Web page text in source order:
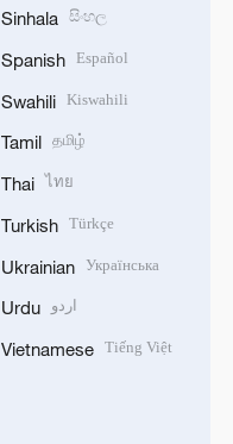
Sinhala සිංහල
Spanish Español
Swahili Kiswahili
Tamil தமிழ்
Thai ไทย
Turkish Türkçe
Ukrainian Українська
Urdu اردو
Vietnamese Tiếng Việt